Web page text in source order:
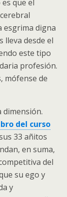
que el
esgrima digna
lleva desde el
este tipo
profesión.
mófense de
dimensión.
del curso
33 añitos
en suma,
del
su ego y
y